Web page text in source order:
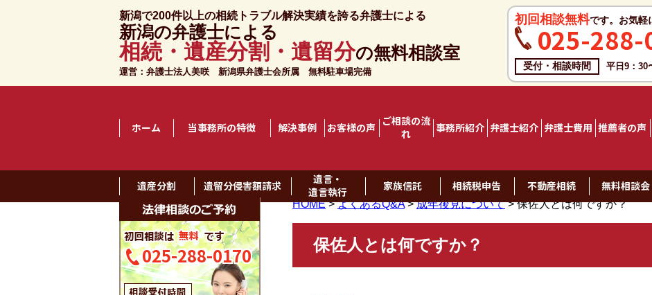
新潟で200件以上の相続トラブル解決実績を誇る弁護士による
新潟の弁護士による
相続・遺産分割・遺留分の無料相談室
運営：弁護士法人美咲 新潟県弁護士会所属 無料駐車場完備
初回相談無料です。お気軽
025-288-
受付・相談時間 平日9：30
ホーム 当事務所の特徴 解決事例 お客様の声
ご相談の流
れ
事務所紹介 弁護士紹介 弁護士費用 推薦者の声
遺産分割 遺留分侵害額請求
遺言・
遺言執行
家族信託 相続税申告 不動産相続 無料相談会
025-288-0170
HOME>よくあるQ&A>成年後見について>保佐人とは何ですか？
保佐人とは何ですか？